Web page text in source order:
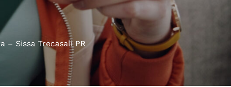
– Sissa Trecasali PR